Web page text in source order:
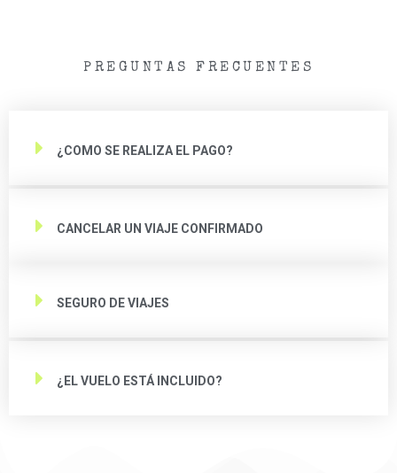
PREGUNTAS FRECUENTES
¿COMO SE REALIZA EL PAGO?
CANCELAR UN VIAJE CONFIRMADO
SEGURO DE VIAJES
¿EL VUELO ESTÁ INCLUIDO?